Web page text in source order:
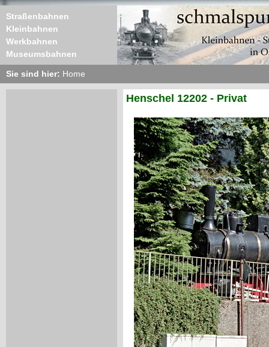
Straßenbahnen
Kleinbahnen
Werkbahnen
Museumsbahnen
Sie sind hier: Home
Henschel 12202 - Privat